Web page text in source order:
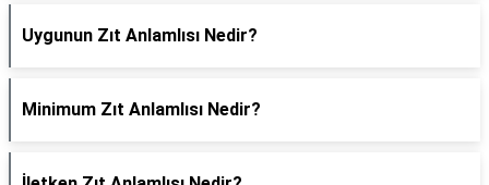
Uygunun Zıt Anlamlısı Nedir?
Minimum Zıt Anlamlısı Nedir?